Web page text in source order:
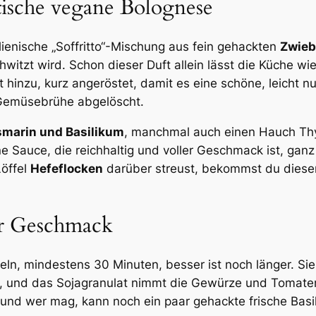
vegane Bolognese
„Soffritto“-Mischung aus fein gehackten
wird. Schon dieser Duft allein lässt die Küche
hinzu, kurz angeröstet, damit es eine schöne, leicht
abgelöscht.
und Basilikum, manchmal auch einen Hauch
Sauce, die reichhaltig und voller Geschmack ist,
Hefeflocken darüber streust, bekommst du
mindestens 30 Minuten, besser ist noch länger.
das Sojagranulat nimmt die Gewürze und
wer mag, kann noch ein paar gehackte frische